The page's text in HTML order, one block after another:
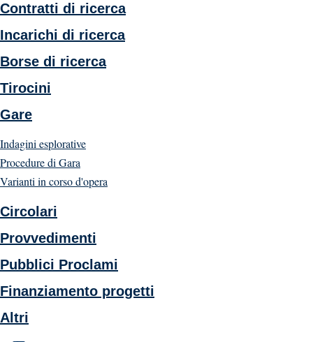
Contratti di ricerca
Incarichi di ricerca
Borse di ricerca
Tirocini
Gare
Indagini esplorative
Procedure di Gara
Varianti in corso d'opera
Circolari
Provvedimenti
Pubblici Proclami
Finanziamento progetti
Altri